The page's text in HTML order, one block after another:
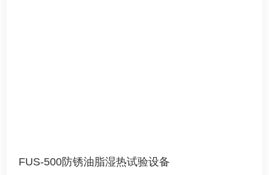
FUS-500防锈油脂湿热试验设备